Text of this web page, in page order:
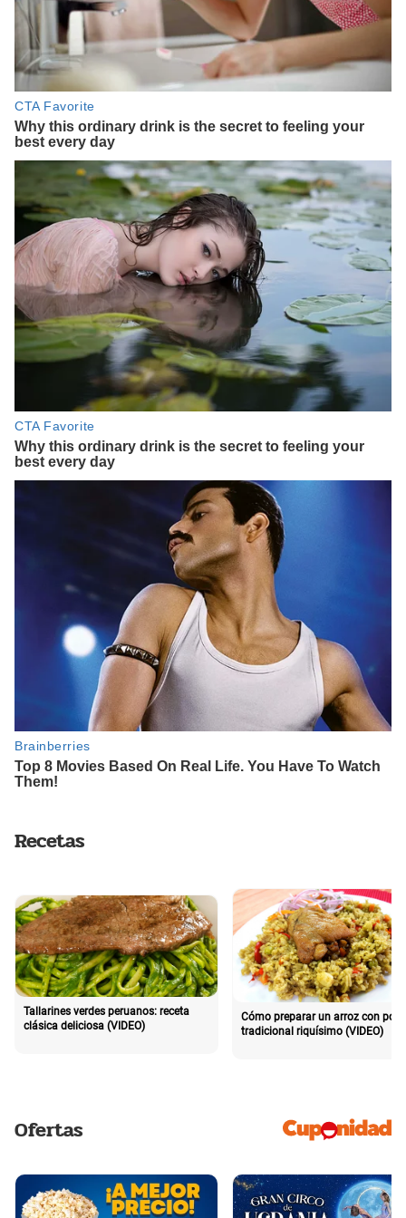
Recetas
Tallarines verdes peruanos: receta
clásica deliciosa (VIDEO)
Cómo preparar un arroz con pollo
tradicional riquísimo (VIDEO)
Ofertas